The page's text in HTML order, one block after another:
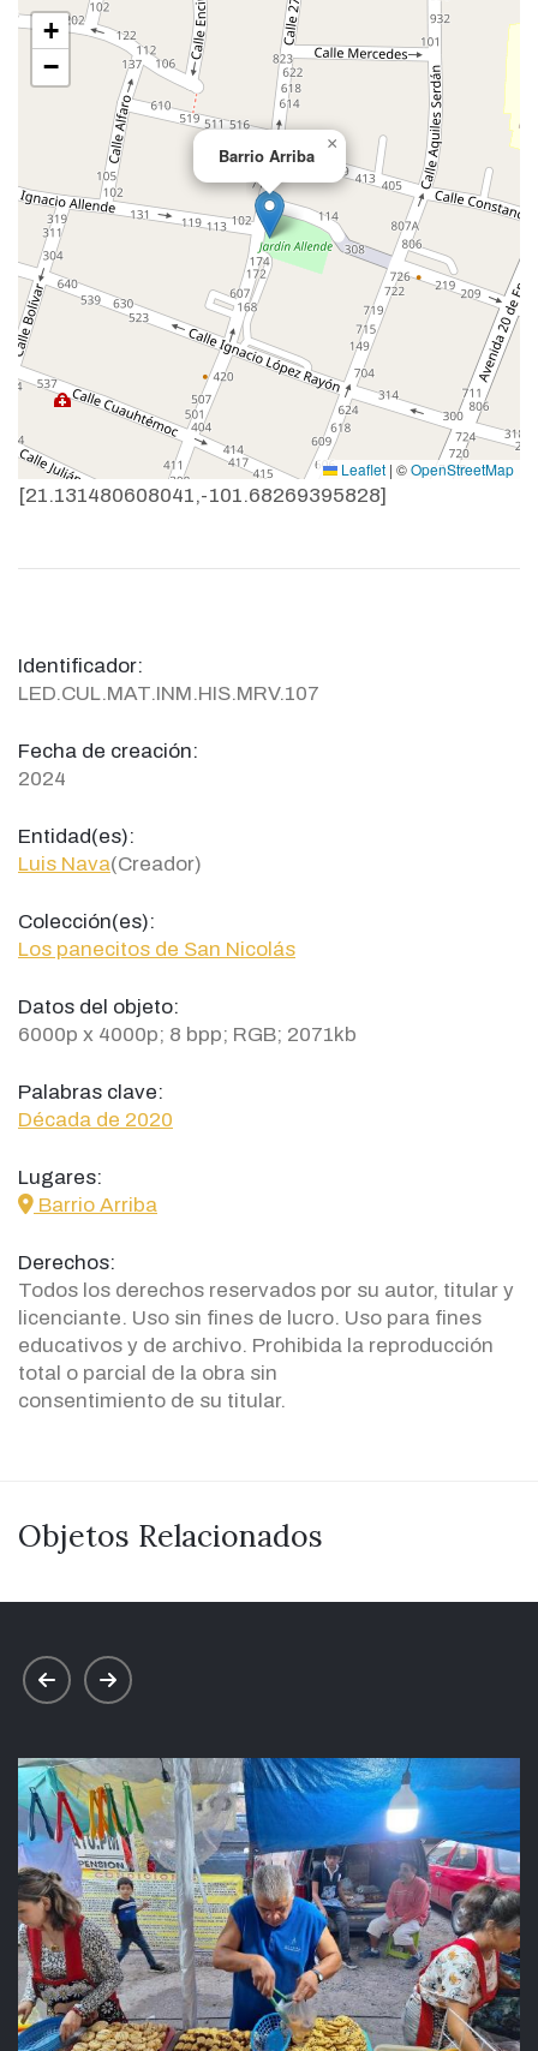
Barrio Arriba
×
+
−
Leaflet | ©OpenStreetMap
[21.131480608041,-101.68269395828]
Identificador:
LED.CUL.MAT.INM.HIS.MRV.107
Fecha de creación:
2024
Entidad(es):
Luis Nava(Creador)
Colección(es):
Los panecitos de San Nicolás
Datos del objeto:
6000p x 4000p; 8 bpp; RGB; 2071kb
Palabras clave:
Década de 2020
Lugares:
icon
Barrio Arriba
Derechos:
Todos los derechos reservados por su autor, titular y
licenciante. Uso sin fines de lucro. Uso para fines
educativos y de archivo. Prohibida la reproducción
total o parcial de la obra sin
consentimiento de su titular.
Objetos Relacionados
prev next